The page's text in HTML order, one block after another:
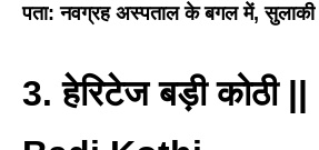
पता: नवग्रह अस्पताल के बगल में, सुलाकी
3. हेरिटेज बड़ी कोठी ||